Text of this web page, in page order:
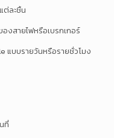
ละชิ้น
งสายไฟหรือเบรกเกอร์
แบบรายวันหรือรายชั่วโมง
ที่